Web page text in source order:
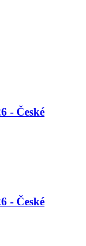
- České
- České